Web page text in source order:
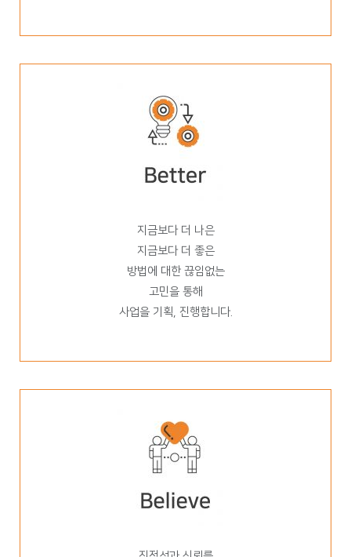
지금보다 더 나은
지금보다 더 좋은
방법에 대한 끊임없는
고민을 통해
사업을 기획, 진행합니다.